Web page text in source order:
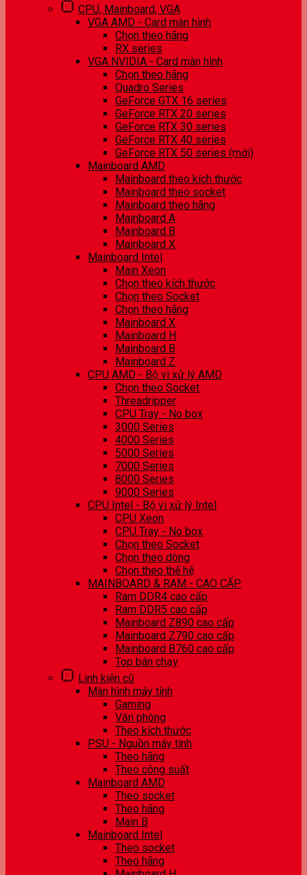
CPU, Mainboard, VGA
VGA AMD - Card màn hình
Chọn theo hãng
RX series
VGA NVIDIA - Card màn hình
Chọn theo hãng
Quadro Series
GeForce GTX 16 series
GeForce RTX 20 series
GeForce RTX 30 series
GeForce RTX 40 series
GeForce RTX 50 series (mới)
Mainboard AMD
Mainboard theo kích thước
Mainboard theo socket
Mainboard theo hãng
Mainboard A
Mainboard B
Mainboard X
Mainboard Intel
Main Xeon
Chọn theo kích thước
Chọn theo Socket
Chọn theo hãng
Mainboard X
Mainboard H
Mainboard B
Mainboard Z
CPU AMD - Bộ vi xử lý AMD
Chọn theo Socket
Threadripper
CPU Tray - No box
3000 Series
4000 Series
5000 Series
7000 Series
8000 Series
9000 Series
CPU Intel - Bộ vi xử lý Intel
CPU Xeon
CPU Tray - No box
Chọn theo Socket
Chọn theo dòng
Chọn theo thế hệ
MAINBOARD & RAM - CAO CẤP
Ram DDR4 cao cấp
Ram DDR5 cao cấp
Mainboard Z890 cao cấp
Mainboard Z790 cao cấp
Mainboard B760 cao cấp
Top bán chạy
Linh kiện cũ
Màn hình máy tính
Gaming
Văn phòng
Theo kích thước
PSU - Nguồn máy tính
Theo hãng
Theo công suất
Mainboard AMD
Theo socket
Theo hãng
Main B
Mainboard Intel
Theo socket
Theo hãng